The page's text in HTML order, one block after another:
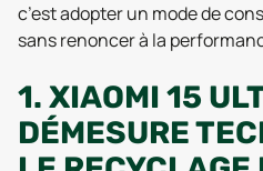
c’est adopter un mode de
sans renoncer à la
1. XIAOMI 15
DÉMESURE